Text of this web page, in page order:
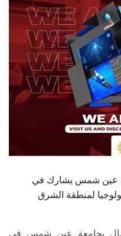
الدراسات العليا
الخريجين
الموظفون
عين شمس يشارك في
لمنطقة الشرق
بجامعة عين شمس في